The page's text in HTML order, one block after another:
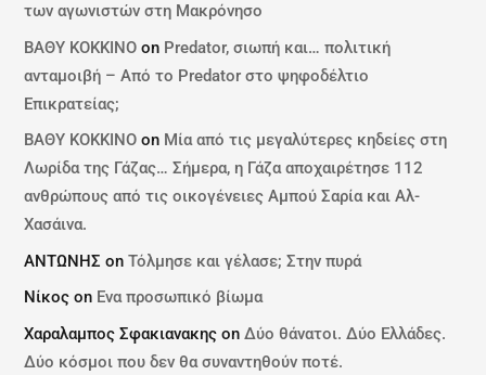
των αγωνιστών στη Μακρόνησο
ΒΑΘΥ ΚΟΚΚΙΝΟ on Predator, σιωπή και… πολιτική
ανταμοιβή – Από το Predator στο ψηφοδέλτιο
Επικρατείας;
ΒΑΘΥ ΚΟΚΚΙΝΟ on Μία από τις μεγαλύτερες κηδείες στη
Λωρίδα της Γάζας… Σήμερα, η Γάζα αποχαιρέτησε 112
ανθρώπους από τις οικογένειες Αμπού Σαρία και Αλ-
Χασάινα.
ΑΝΤΩΝΗΣ onΤόλμησε και γέλασε; Στην πυρά
Νίκος on Ενα προσωπικό βίωμα
Χαραλαμπος Σφακιανακης onΔύο θάνατοι. Δύο Ελλάδες.
Δύο κόσμοι που δεν θα συναντηθούν ποτέ.